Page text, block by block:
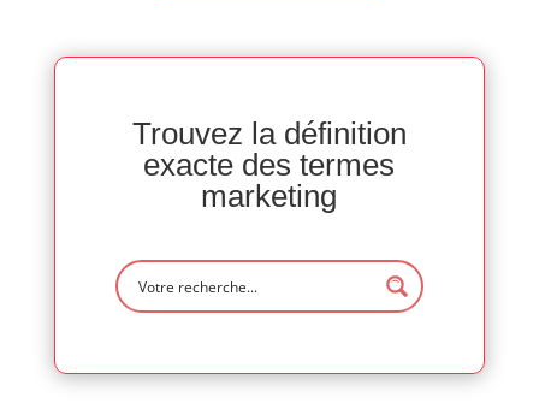
Trouvez la définition
exacte des termes
marketing